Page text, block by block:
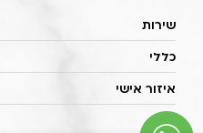
שירות
כללי
איזור אישי